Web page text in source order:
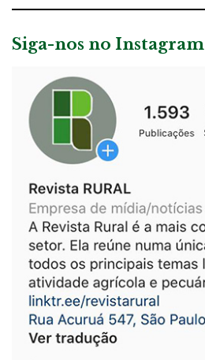
Siga-nos no Instagram